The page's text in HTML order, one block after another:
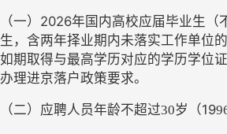
（一） 2026年国内高校应届毕业生（
生，含两年择业期内未落实工作单位
如期取得与最高学历对应的学历学位
办理进京落户政策要求。
（二） 应聘人员年龄不超过30岁（19